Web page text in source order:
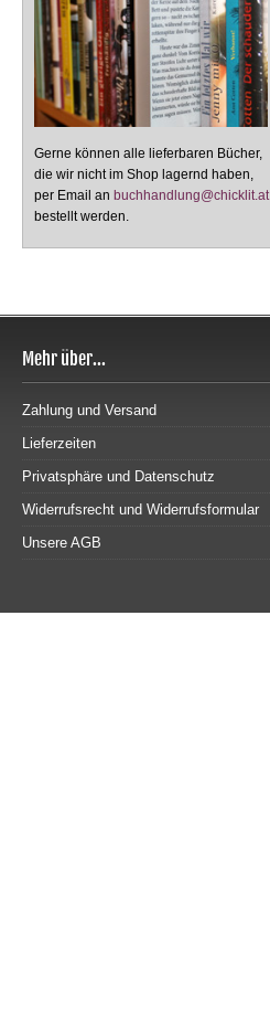
Gerne können alle lieferbaren Bücher,
die wir nicht im Shop lagernd haben,
per Email an buchhandlung@chicklit.at
bestellt werden.
Mehr über...
Zahlung und Versand
Lieferzeiten
Privatsphäre und Datenschutz
Widerrufsrecht und Widerrufsformular
Unsere AGB